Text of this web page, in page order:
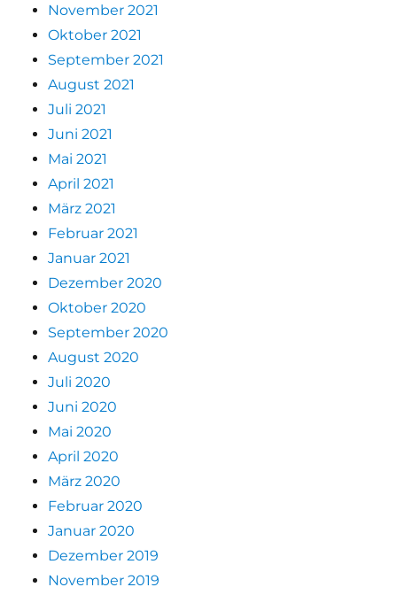
November 2021
Oktober 2021
September 2021
August 2021
Juli 2021
Juni 2021
Mai 2021
April 2021
März 2021
Februar 2021
Januar 2021
Dezember 2020
Oktober 2020
September 2020
August 2020
Juli 2020
Juni 2020
Mai 2020
April 2020
März 2020
Februar 2020
Januar 2020
Dezember 2019
November 2019